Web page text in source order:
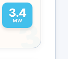
3.4
MW
3